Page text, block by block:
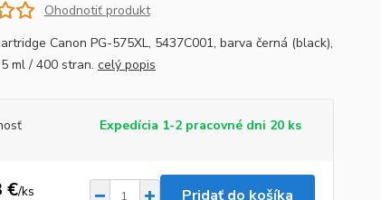
Ohodnotiť produkt
Canon PG-575XL, 5437C001, barva černá (black),
ml / 400 stran. celý popis
Expedícia 1-2 pracovné dni 20 ks
€/ks Pridať do košíka